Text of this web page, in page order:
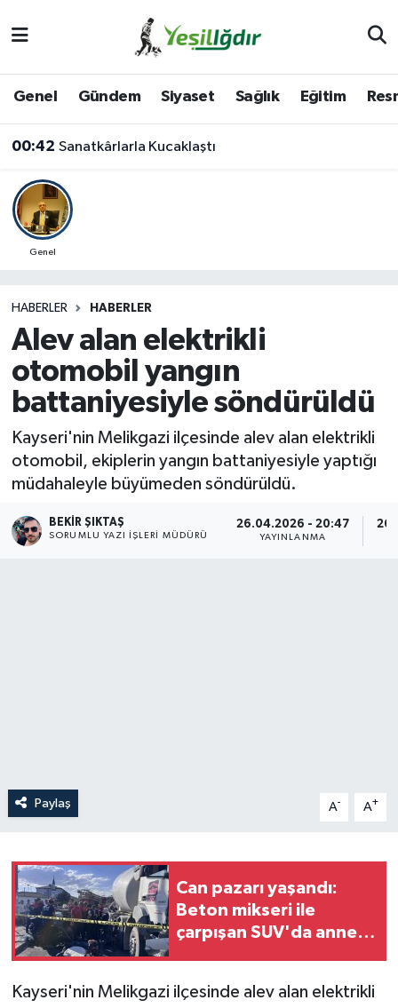
Genel Gündem Siyaset Sağlık Eğitim
00:42 Sanatkârlarla Kucaklaştı
Genel
HABERLER HABERLER
Alev alan elektrikli
otomobil yangın
battaniyesiyle söndürüldü
Kayseri'nin Melikgazi ilçesinde alev alan elektrikli
otomobil, ekiplerin yangın battaniyesiyle yaptığı
müdahaleyle büyümeden söndürüldü.
BEKIR ŞIKTAŞ
SORUMLU YAZI İŞLERI MÜDÜRÜ
26.04.2026 - 20:47
YAYINLANMA
Paylaş A- A+
Can pazarı yaşandı:
Beton mikseri ile
çarpışan SUV'da anne
Kayseri'nin Melikgazi ilçesinde alev alan elektrikli
Iğdır Trafik Yoğunluk Haritası
Süper Lig Puan Durumu ve Fikstür
Son Dakika Haberleri
Haber Arşivi